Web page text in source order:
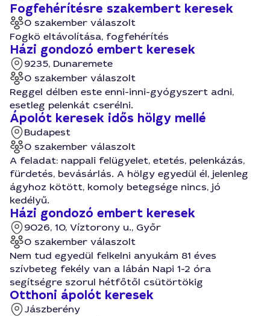
Fogfehérítésre szakembert keresek
0 szakember válaszolt
Fogkö eltávolítása, fogfehérítés
Házi gondozó embert keresek
9235, Dunaremete
0 szakember válaszolt
Reggel délben este enni-inni-gyógyszert adni,
esetleg pelenkát cserélni.
Ápolót keresek idős hölgy mellé
Budapest
0 szakember válaszolt
A feladat: nappali felügyelet, etetés, pelenkázás,
fürdetés, bevásárlás. A hölgy egyedül él, jelenleg
ágyhoz kötött, komoly betegsége nincs, jó
kedélyű.
Házi gondozó embert keresek
9026, 10, Víztorony u., Győr
0 szakember válaszolt
Nem tud egyedül felkelni anyukám 81 éves
szívbeteg fekély van a lábán Napi 1-2 óra
segítségre szorul hétfőtől csütörtökig
Otthoni ápolót keresek
Jászberény